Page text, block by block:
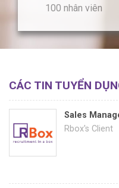
100 nhân viên
CÁC TIN TUYỂN
Sales
Rbox's Client